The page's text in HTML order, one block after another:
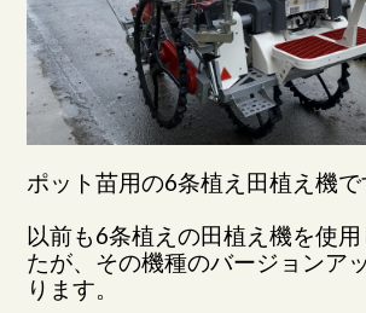
ポット苗用の6条植え田植え機で
以前も6条植えの田植え機を使
たが、その機種のバージョンア
ります。